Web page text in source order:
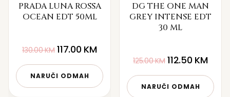
PRADA LUNA ROSSA
OCEAN EDT 50ML
130.00KM 117.00 KM
NARUČI ODMAH
DG THE ONE MAN
GREY INTENSE EDT
30 ML
125.00KM 112.50 KM
NARUČI ODMAH